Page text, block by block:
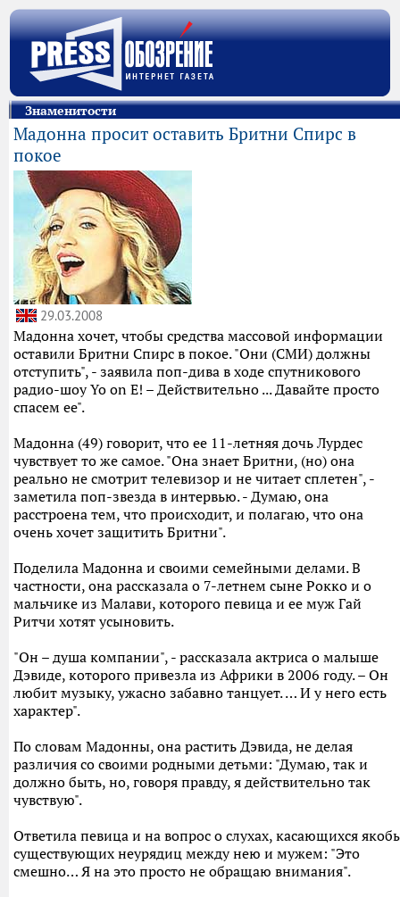
Знаменитости
Мадонна просит оставить Бритни Спирс в
покое
29.03.2008
Мадонна хочет, чтобы средства массовой информации
оставили Бритни Спирс в покое. "Они (СМИ) должны
отступить", - заявила поп-дива в ходе спутникового
радио-шоу Yo on E! – Действительно ... Давайте просто
спасем ее".
Мадонна (49) говорит, что ее 11-летняя дочь Лурдес
чувствует то же самое. "Она знает Бритни, (но) она
реально не смотрит телевизор и не читает сплетен", -
заметила поп-звезда в интервью. - Думаю, она
расстроена тем, что происходит, и полагаю, что она
очень хочет защитить Бритни".
Поделила Мадонна и своими семейными делами. В
частности, она рассказала о 7-летнем сыне Рокко и о
мальчике из Малави, которого певица и ее муж Гай
Ритчи хотят усыновить.
"Он – душа компании", - рассказала актриса о малыше
Дэвиде, которого привезла из Африки в 2006 году. – Он
любит музыку, ужасно забавно танцует. … И у него есть
характер".
По словам Мадонны, она растить Дэвида, не делая
различия со своими родными детьми: "Думаю, так и
должно быть, но, говоря правду, я действительно так
чувствую".
Ответила певица и на вопрос о слухах, касающихся
существующих неурядиц между нею и мужем: "Это
смешно… Я на это просто не обращаю внимания".